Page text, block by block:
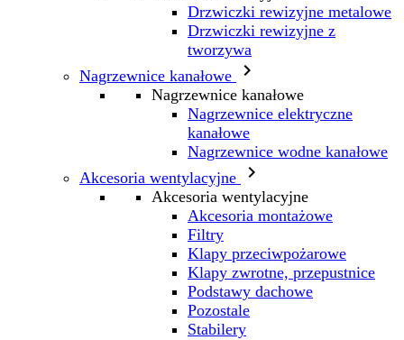
Drzwiczki rewizyjne metalowe
Drzwiczki rewizyjne z
tworzywa
Nagrzewnice kanałowe

Nagrzewnice kanałowe
Nagrzewnice elektryczne
kanałowe
Nagrzewnice wodne kanałowe
Akcesoria wentylacyjne

Akcesoria wentylacyjne
Akcesoria montażowe
Filtry
Klapy przeciwpożarowe
Klapy zwrotne, przepustnice
Podstawy dachowe
Pozostale
Stabilery